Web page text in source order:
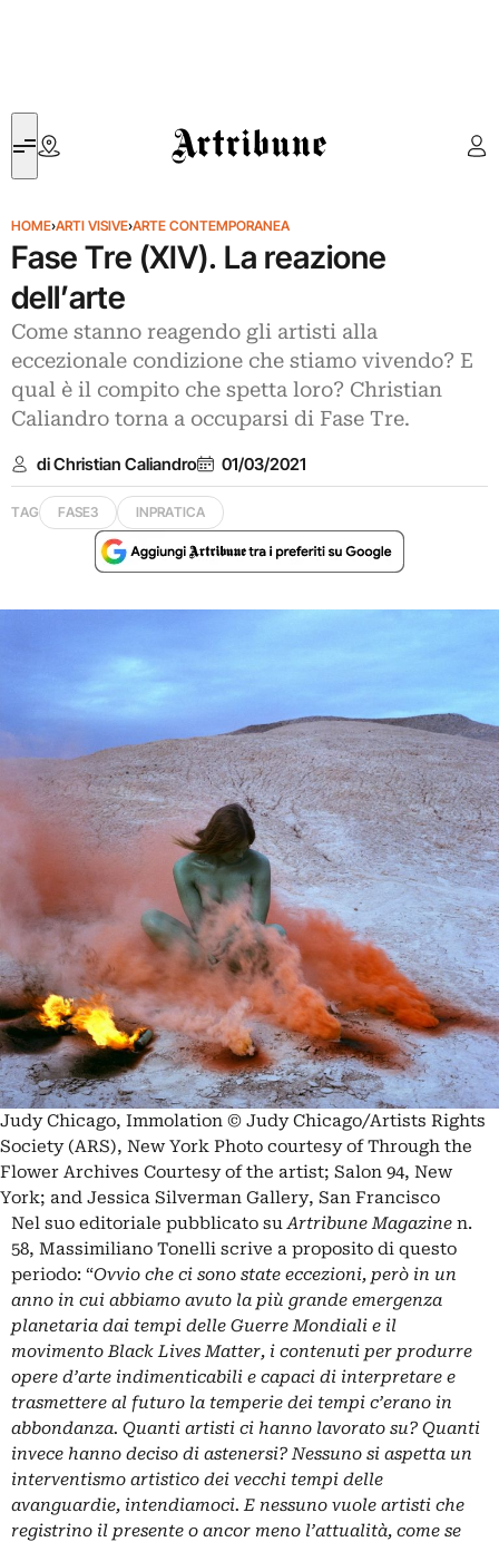
Artribune
HOME›ARTI VISIVE›ARTE CONTEMPORANEA
Fase Tre (XIV). La reazione
dell’arte
Come stanno reagendo gli artisti alla
eccezionale condizione che stiamo vivendo? E
qual è il compito che spetta loro? Christian
Caliandro torna a occuparsi di Fase Tre.
di Christian Caliandro 01/03/2021
TAG FASE3 INPRATICA
Judy Chicago, Immolation © Judy Chicago/Artists Rights
Society (ARS), New York Photo courtesy of Through the
Flower Archives Courtesy of the artist; Salon 94, New
York; and Jessica Silverman Gallery, San Francisco
Nel suo editoriale pubblicato suArtribune Magazine n.
58, Massimiliano Tonelli scrive a proposito di questo
periodo: “Ovvio che ci sono state eccezioni, però in un
anno in cui abbiamo avuto la più grande emergenza
planetaria dai tempi delle Guerre Mondiali e il
movimentoBlack Lives Matter, i contenuti per produrre
opere d’arte indimenticabili e capaci di interpretare e
trasmettere al futuro la temperie dei tempi c’erano in
abbondanza. Quanti artisti ci hanno lavorato su? Quanti
invece hanno deciso di astenersi? Nessuno si aspetta un
interventismo artistico dei vecchi tempi delle
avanguardie, intendiamoci. E nessuno vuole artisti che
registrino il presente o ancor meno l’attualità, come se